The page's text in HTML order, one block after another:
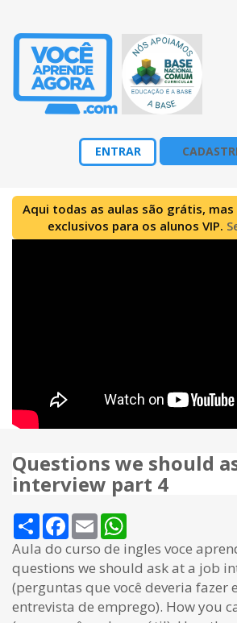
ENTRAR
Aqui todas as aulas são grátis,
exclusivos para os alunos VIP.
Questions we should
interview part 4
Share Facebook
Email
Aula do curso de ingles voce
questions we should ask at a job
(perguntas que você deveria fazer
entrevista de emprego). How you